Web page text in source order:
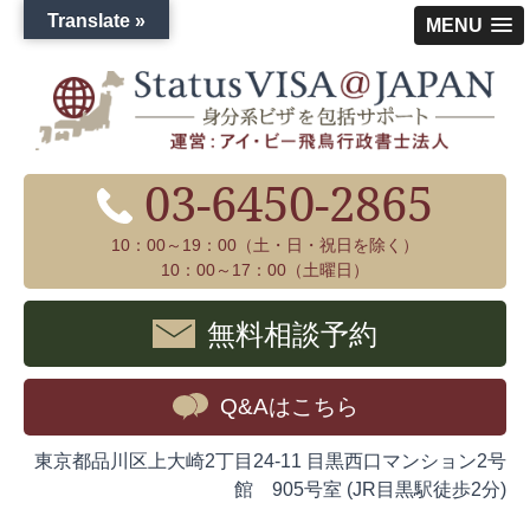
MENU
03-6450-2865
10：00～19：00（土・日・祝日を除く）
10：00～17：00（土曜日）
無料相談予約
Q&Aはこちら
東京都品川区上大崎2丁目24-11 目黒西口マンション2号
館 905号室 (JR目黒駅徒歩2分)
Translate »